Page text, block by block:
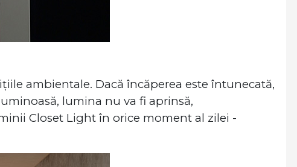
ambientale. Dacă încăperea este întunecată,
lumina nu va fi aprinsă,
Closet Light în orice moment al zilei -